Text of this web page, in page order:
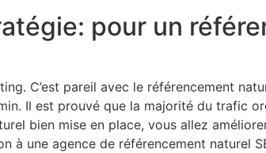
pour un
C’est pareil avec le référencement
Il est prouvé que la majorité du trafic
bien mise en place, vous allez
à une agence de référencement naturel